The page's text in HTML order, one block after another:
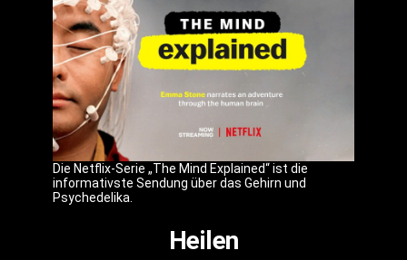
Die Netflix-Serie „The Mind Explained“ ist die
informativste Sendung über das Gehirn und
Psychedelika.
Heilen